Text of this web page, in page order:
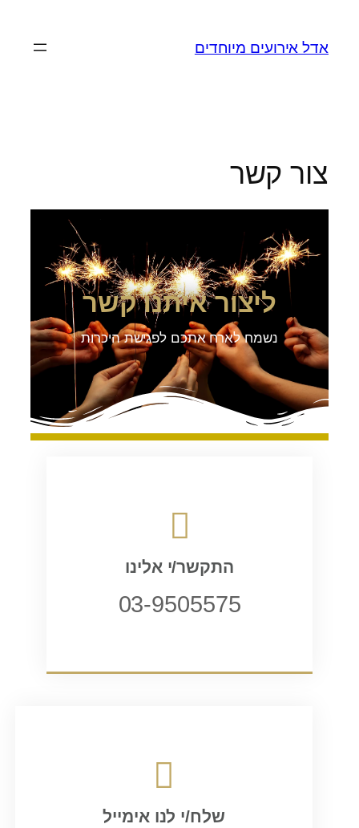
אדל אירועים מיוחדים
צור קשר
ליצור איתנו קשר
נשמח לארח אתכם לפגישת היכרות
התקשר/י אלינו
03-9505575
שלח/י לנו אימייל